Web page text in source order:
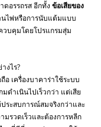
ดอรรถรส อีกทั้งข้อเสียของ
นไพ่หรือการนับแต้มแบบ
วบคุมโดยโปรแกรมสุ่ม
งไร?
เครื่องบาคาร่าใช้ระบบ
ดำเนินไปเร็วกว่า แต่เสีย
ระสบการณ์สมจริงกว่าและ
มรวดเร็วและต้องการหลีก